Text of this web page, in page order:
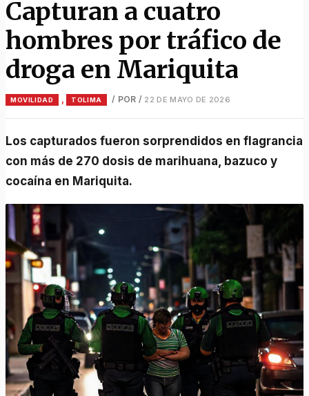
Capturan a cuatro
hombres por tráfico de
droga en Mariquita
MOVILIDAD TOLIMA / POR / 22 DE MAYO DE 2026
Los capturados fueron sorprendidos en flagrancia
con más de 270 dosis de marihuana, bazuco y
cocaína en Mariquita.